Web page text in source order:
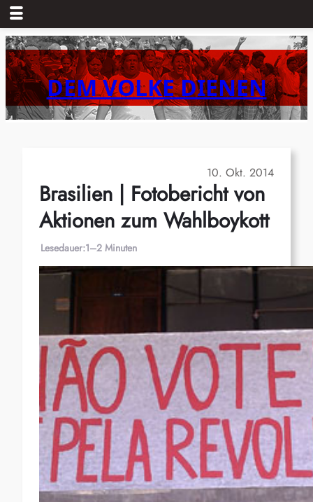
Zum
Inhalt
springenDEM VOLKE DIENEN
10. Okt. 2014
Brasilien | Fotobericht von
Aktionen zum Wahlboykott
Lesedauer:1–2 Minuten